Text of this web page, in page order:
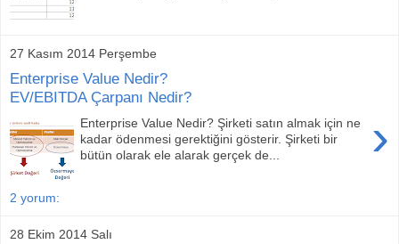
27 Kasım 2014 Perşembe
Enterprise Value Nedir?
EV/EBITDA Çarpanı Nedir?
›
Enterprise Value Nedir? Şirketi satın almak için ne
kadar ödenmesi gerektiğini gösterir. Şirketi bir
bütün olarak ele alarak gerçek de...
2 yorum:
28 Ekim 2014 Salı